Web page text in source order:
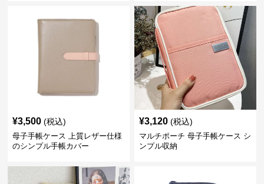
¥3,500 (税込)
母子手帳ケース 上質レザー仕様
のシンプル手帳カバー
¥3,120 (税込)
マルチポーチ 母子手帳ケース シ
ンプル収納